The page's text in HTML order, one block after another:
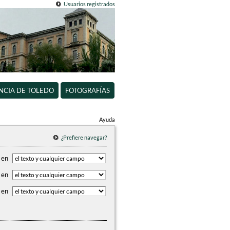
Usuarios registrados
DE TOLEDO FOTOGRAFÍAS
Ayuda
¿Prefiere navegar?
en
en
en